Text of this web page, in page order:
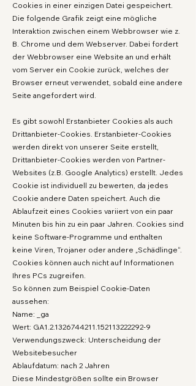
Cookies in einer einzigen Datei gespeichert.
Die folgende Grafik zeigt eine mögliche
Interaktion zwischen einem Webbrowser wie z.
B. Chrome und dem Webserver. Dabei fordert
der Webbrowser eine Website an und erhält
vom Server ein Cookie zurück, welches der
Browser erneut verwendet, sobald eine andere
Seite angefordert wird.
Es gibt sowohl Erstanbieter Cookies als auch
Drittanbieter-Cookies. Erstanbieter-Cookies
werden direkt von unserer Seite erstellt,
Drittanbieter-Cookies werden von Partner-
Websites (z.B. Google Analytics) erstellt. Jedes
Cookie ist individuell zu bewerten, da jedes
Cookie andere Daten speichert. Auch die
Ablaufzeit eines Cookies variiert von ein paar
Minuten bis hin zu ein paar Jahren. Cookies sind
keine Software-Programme und enthalten
keine Viren, Trojaner oder andere „Schädlinge“.
Cookies können auch nicht auf Informationen
Ihres PCs zugreifen.
So können zum Beispiel Cookie-Daten
aussehen:
Name: _ga
Wert: GA1.2.1326744211.152113222292-9
Verwendungszweck: Unterscheidung der
Websitebesucher
Ablaufdatum: nach 2 Jahren
Diese Mindestgrößen sollte ein Browser